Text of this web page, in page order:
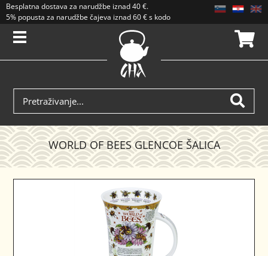
Besplatna dostava za narudžbe iznad40 €.
5% popusta za narudžbe čajeva iznad 60 € s kodom CAJ5. Popusti se ne
WORLD OF BEES GLENCOE ŠALICA